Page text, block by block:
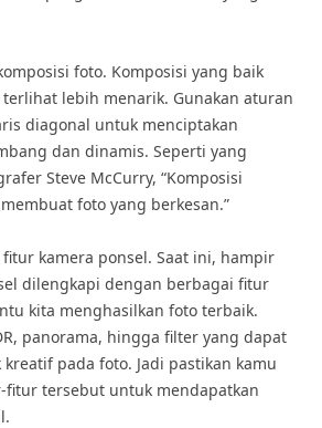
foto. Komposisi yang baik
lebih menarik. Gunakan aturan
diagonal untuk menciptakan
dan dinamis. Seperti yang
Steve McCurry, “Komposisi
foto yang berkesan.”
kamera ponsel. Saat ini, hampir
dilengkapi dengan berbagai fitur
kita menghasilkan foto terbaik.
panorama, hingga filter yang dapat
pada foto. Jadi pastikan kamu
fitur tersebut untuk mendapatkan